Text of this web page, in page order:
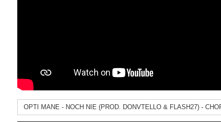
OPTI MANE - NOCH NIE (PROD. DONVTELLO & FLASH27) -